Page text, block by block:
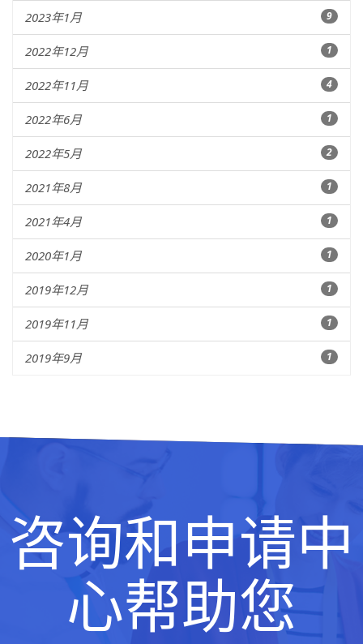
2023年1月 9
2022年12月 1
2022年11月 4
2022年6月 1
2022年5月 2
2021年8月 1
2021年4月 1
2020年1月 1
2019年12月 1
2019年11月 1
2019年9月 1
咨询和申请中
心帮助您